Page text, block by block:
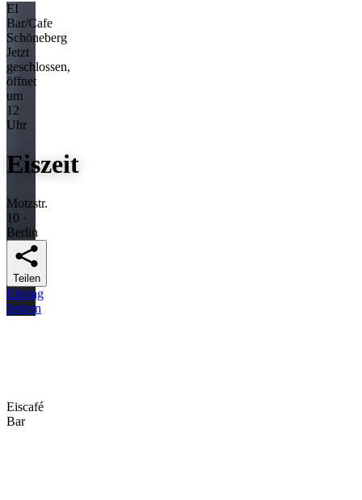
EI
Bar/Cafe
Schöneberg
Jetzt
geschlossen,
öffnet
um
12
Uhr
Eiszeit
Motzstr.
10 ·
Berlin
Teilen
Eintrag
ändern
Eiscafé
Bar